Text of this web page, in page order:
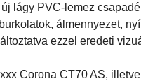
lágy PVC-lemez
álmennyezet,
ezzel eredeti
Corona CT70 AS,